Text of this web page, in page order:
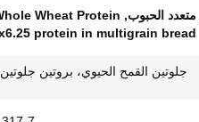
,
Wheat Protein
protein in multigrain bread
جلوتين القمح الحيوي، بروتين